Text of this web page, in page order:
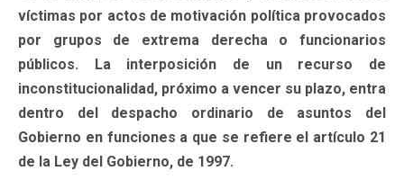
víctimas por actos de motivación política provocados
por grupos de extrema derecha o funcionarios
públicos. La interposición de un recurso de
inconstitucionalidad, próximo a vencer su plazo, entra
dentro del despacho ordinario de asuntos del
Gobierno en funciones a que se refiere el artículo 21
de la Ley del Gobierno, de 1997.